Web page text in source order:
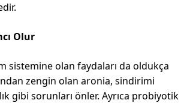
Olur
sistemine olan faydaları da oldukça
zengin olan aronia, sindirimi
gibi sorunları önler. Ayrıca probiyotik